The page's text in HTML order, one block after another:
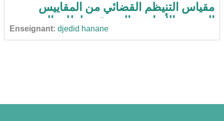
مقياس التنيظم القضائي من المقاييس
المهمة والأساسية التي تقدم لطلبة السنة
أولى جدع مشترك من خلال هذا المقياس
عليها الجزائر حتى وصلت لاعتماد نظام
Enseignant: djedid hanane